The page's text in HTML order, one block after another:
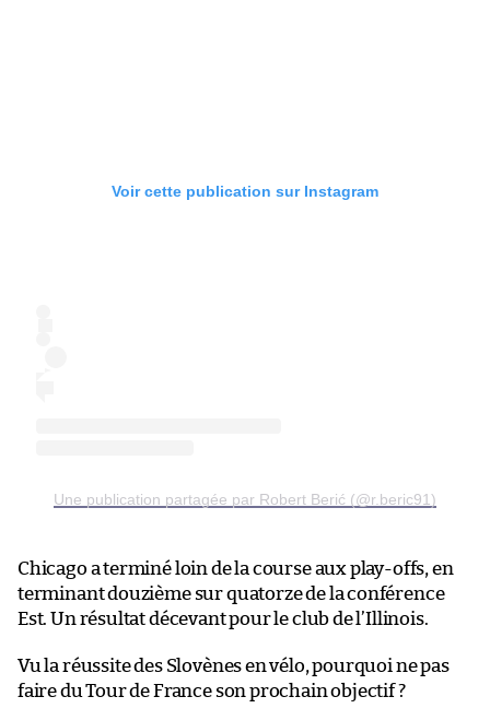
Voir cette publication sur Instagram
Une publication partagée par Robert Berić (@r.beric91)
Chicago a terminé loin de la course aux play-offs, en
terminant douzième sur quatorze de la conférence
Est. Un résultat décevant pour le club de l’Illinois.
Vu la réussite des Slovènes en vélo, pourquoi ne pas
faire du Tour de France son prochain objectif ?